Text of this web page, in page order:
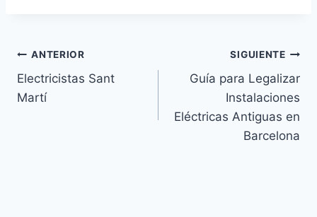
Navegación
de
ANTERIOR
Electricistas Sant
Martí
SIGUIENTE
Guía para Legalizar
Instalaciones
Eléctricas Antiguas en
Barcelona